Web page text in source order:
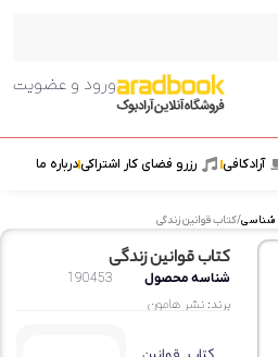
ورود و عضویت
رزرو فضای کار اشتراکیدرباره ما
/ کتاب قوانین زندگی
کتاب قوانین زندگی
شناسه محصول
190453
برند:نشر هامون